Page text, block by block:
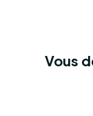
Vous